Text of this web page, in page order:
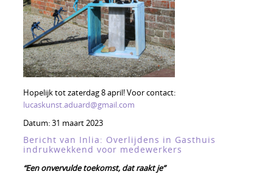
Hopelijk tot zaterdag 8 april! Voor contact:
lucaskunst.aduard@gmail.com
Datum:31 maart 2023
Bericht van Inlia: Overlijdens in Gasthuis
indrukwekkend voor medewerkers
“Een onvervulde toekomst, dat raakt je”